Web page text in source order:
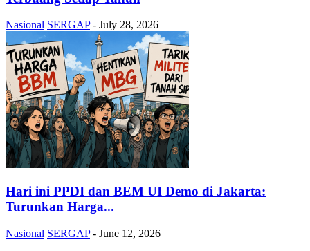
Nasional SERGAP - July 28, 2026
Hari ini PPDI dan BEM UI Demo di Jakarta:
Turunkan Harga...
Nasional SERGAP - June 12, 2026